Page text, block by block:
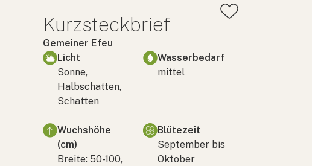
Kurzsteckbrief
Gemeiner Efeu
Licht
Sonne,
Halbschatten,
Schatten
Wasserbedarf
mittel
Wuchshöhe
(cm)
Breite: 50-100,
Blütezeit
September bis
Oktober